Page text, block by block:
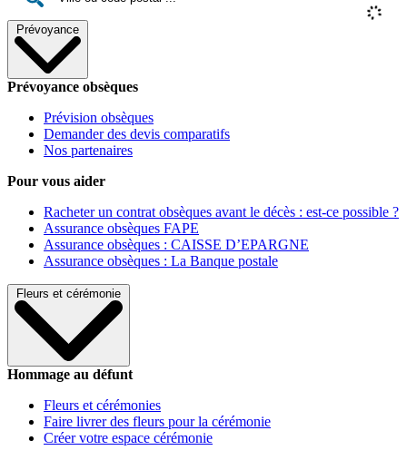
Prévoyance
Prévoyance obsèques
Prévision obsèques
Demander des devis comparatifs
Nos partenaires
Pour vous aider
Racheter un contrat obsèques avant le décès : est-ce possible ?
Assurance obsèques FAPE
Assurance obsèques : CAISSE D’EPARGNE
Assurance obsèques : La Banque postale
Fleurs et cérémonie
Hommage au défunt
Fleurs et cérémonies
Faire livrer des fleurs pour la cérémonie
Créer votre espace cérémonie